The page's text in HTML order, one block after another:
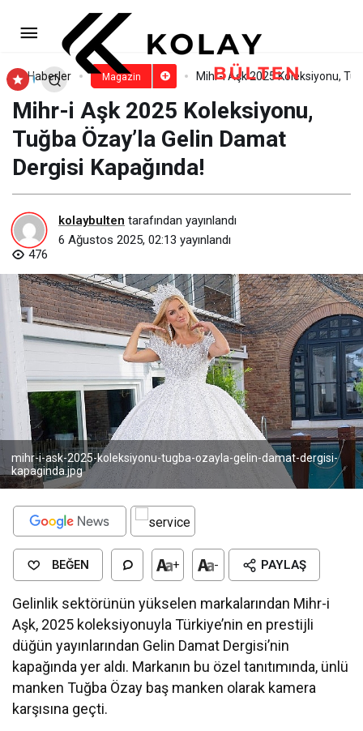
Haberler Magazin Mihr-i Aşk 2025 Koleksiyonu,
Mihr-i Aşk 2025 Koleksiyonu,
Tuğba Özay’la Gelin Damat
Dergisi Kapağında!
kolaybulten tarafından yayınlandı
6 Ağustos 2025, 02:13 yayınlandı
476
mihr-i-ask-2025-koleksiyonu-tugba-ozayla-gelin-damat-dergisi-
kapaginda.jpg
BEĞEN + - PAYLAŞ
Gelinlik sektörünün yükselen markalarından Mihr-i
Aşk, 2025 koleksiyonuyla Türkiye’nin en prestijli
düğün yayınlarından Gelin Damat Dergisi’nin
kapağında yer aldı. Markanın bu özel tanıtımında, ünlü
manken Tuğba Özay baş manken olarak kamera
karşısına geçti.
Gökhan Akar ‘Alaçatı Kafası’nı
kliplendirdi
Yorum Yap Paylaş